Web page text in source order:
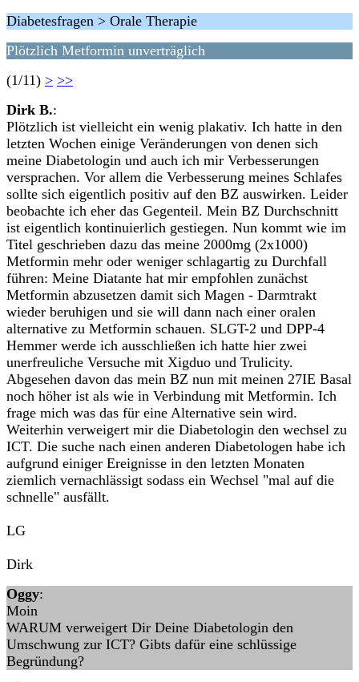
Diabetesfragen > Orale Therapie
Plötzlich Metformin unverträglich
(1/11) > >>
Dirk B.:
Plötzlich ist vielleicht ein wenig plakativ. Ich hatte in den
letzten Wochen einige Veränderungen von denen sich
meine Diabetologin und auch ich mir Verbesserungen
versprachen. Vor allem die Verbesserung meines Schlafes
sollte sich eigentlich positiv auf den BZ auswirken. Leider
beobachte ich eher das Gegenteil. Mein BZ Durchschnitt
ist eigentlich kontinuierlich gestiegen. Nun kommt wie im
Titel geschrieben dazu das meine 2000mg (2x1000)
Metformin mehr oder weniger schlagartig zu Durchfall
führen: Meine Diatante hat mir empfohlen zunächst
Metformin abzusetzen damit sich Magen - Darmtrakt
wieder beruhigen und sie will dann nach einer oralen
alternative zu Metformin schauen. SLGT-2 und DPP-4
Hemmer werde ich ausschließen ich hatte hier zwei
unerfreuliche Versuche mit Xigduo und Trulicity.
Abgesehen davon das mein BZ nun mit meinen 27IE Basal
noch höher ist als wie in Verbindung mit Metformin. Ich
frage mich was das für eine Alternative sein wird.
Weiterhin verweigert mir die Diabetologin den wechsel zu
ICT. Die suche nach einen anderen Diabetologen habe ich
aufgrund einiger Ereignisse in den letzten Monaten
ziemlich vernachlässigt sodass ein Wechsel "mal auf die
schnelle" ausfällt.
LG
Dirk
Oggy:
Moin
WARUM verweigert Dir Deine Diabetologin den
Umschwung zur ICT? Gibts dafür eine schlüssige
Begründung?